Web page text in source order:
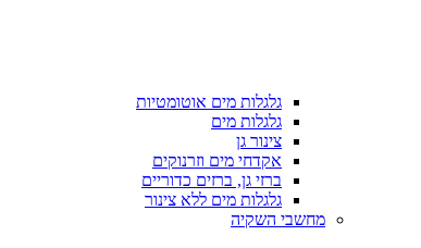
גלגלות מים אוטומטיות
גלגלות מים
צינור גן
אקדחי מים וזרנוקים
ברזי גן, ברזים כדוריים
גלגלות מים ללא צינור
מחשבי השקיה